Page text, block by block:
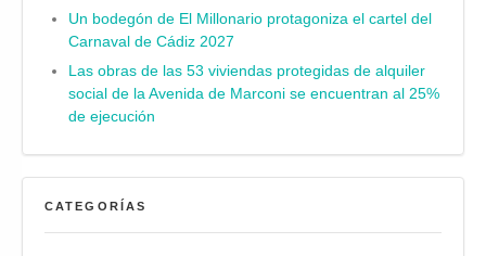
Un bodegón de El Millonario protagoniza el cartel del
Carnaval de Cádiz 2027
Las obras de las 53 viviendas protegidas de alquiler
social de la Avenida de Marconi se encuentran al 25%
de ejecución
CATEGORÍAS